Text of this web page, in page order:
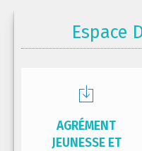
Espace
AGRÉMENT
JEUNESSE ET